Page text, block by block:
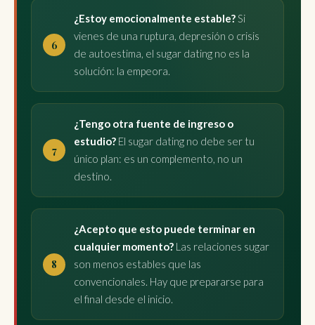
¿Estoy emocionalmente estable?Si
vienes de una ruptura, depresión o crisis
de autoestima, el sugar dating no es la
solución: la empeora.
¿Tengo otra fuente de ingreso o
estudio? El sugar dating no debe ser tu
único plan: es un complemento, no un
destino.
¿Acepto que esto puede terminar en
cualquier momento? Las relaciones sugar
son menos estables que las
convencionales. Hay que prepararse para
el final desde el inicio.